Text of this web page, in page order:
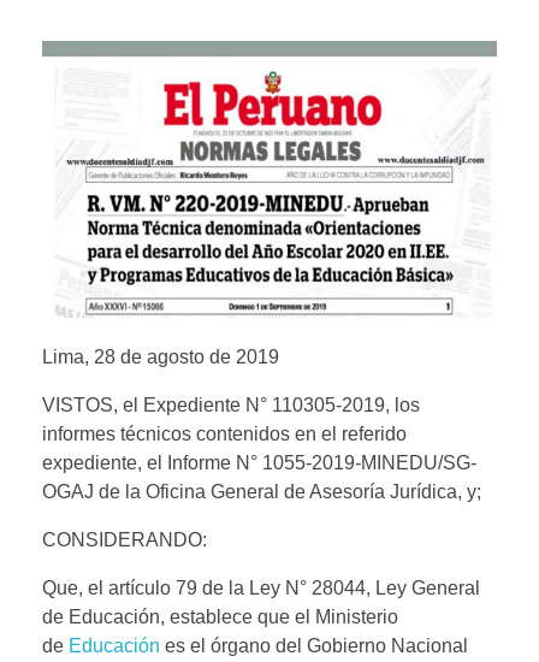
Lima, 28 de agosto de 2019
VISTOS, el Expediente N° 110305-2019, los
informes técnicos contenidos en el referido
expediente, el Informe N° 1055-2019-MINEDU/SG-
OGAJ de la Oficina General de Asesoría Jurídica, y;
CONSIDERANDO:
Que, el artículo 79 de la Ley N° 28044, Ley General
de Educación, establece que el Ministerio
de Educación es el órgano del Gobierno Nacional